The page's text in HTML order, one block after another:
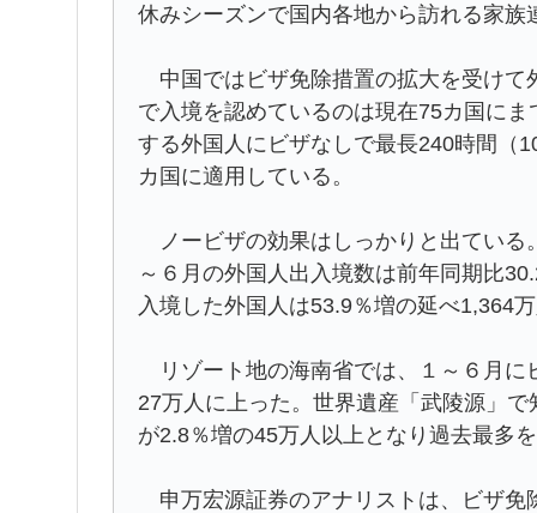
休みシーズンで国内各地から訪れる家
中国ではビザ免除措置の拡大を受けて
で入境を認めているのは現在75カ国に
する外国人にビザなしで最長240時間（
カ国に適用している。
ノービザの効果はしっかりと出ている
～６月の外国人出入境数は前年同期比
入境した外国人は53.9％増の延べ1,364
リゾート地の海南省では、１～６月に
27万人に上った。世界遺産「武陵源」
が2.8％増の45万人以上となり過去最多
申万宏源証券のアナリストは、ビザ免